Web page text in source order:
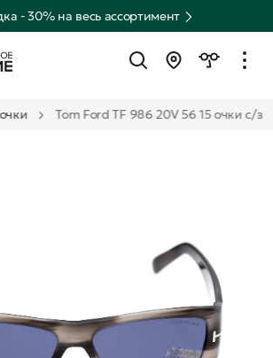
- 30% на весь ассортимент
Tom Ford TF 986 20V 56 15 очки с/з